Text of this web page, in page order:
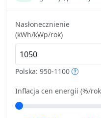
Nasłonecznienie
(kWh/kWp/rok)
Polska: 950-1100
Inflacja cen energii (%/